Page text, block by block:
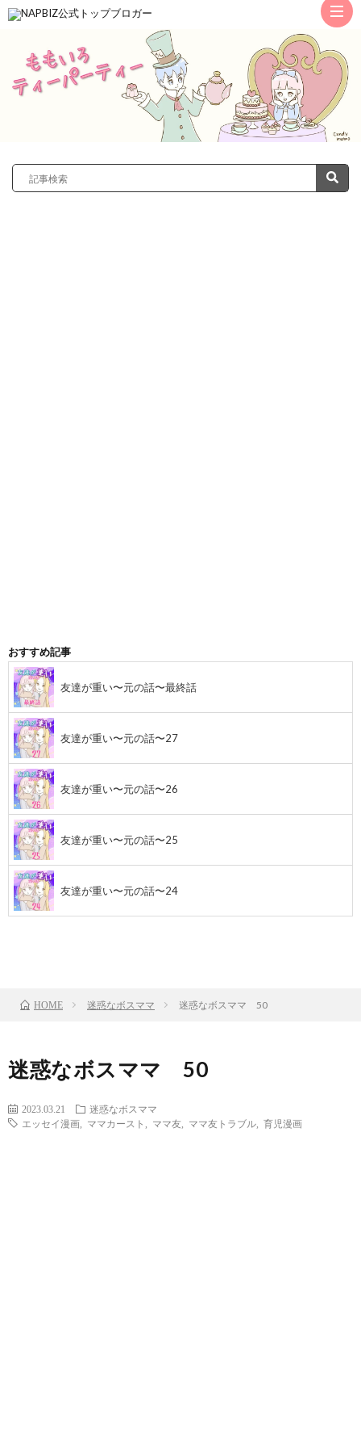
ト
ッ
プ
サ
レ
おすすめ記事
友達が重い〜元の話〜最終話
友達が重い〜元の話〜27
友達が重い〜元の話〜26
友達が重い〜元の話〜25
友達が重い〜元の話〜24
HOME 迷惑なボスママ 迷惑なボスママ 50
迷惑なボスママ 50
2023.03.21
迷惑なボスママ
エッセイ漫画
ママカースト ママ友 ママ友トラブル 育児漫画